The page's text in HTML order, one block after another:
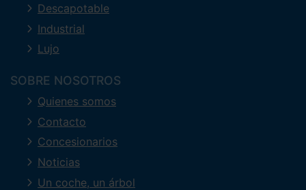
Descapotable
Industrial
Lujo
SOBRE NOSOTROS
Quienes somos
Contacto
Concesionarios
Noticias
Un coche, un árbol